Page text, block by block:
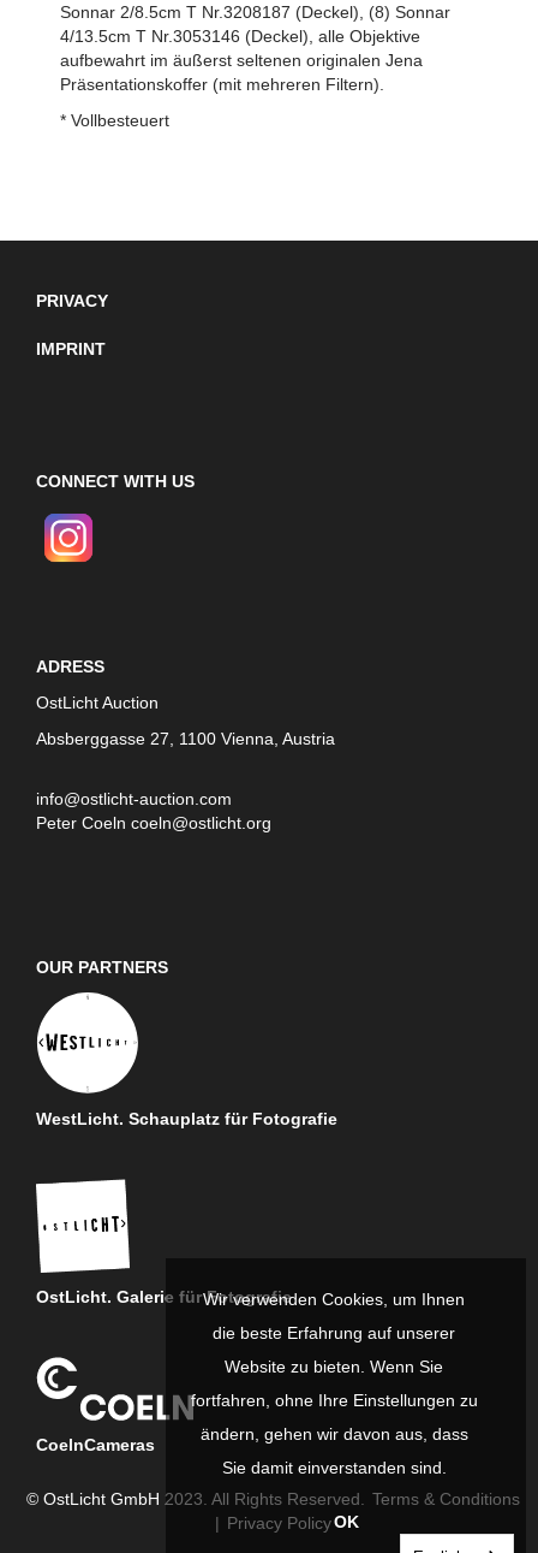
Sonnar 2/8.5cm T Nr.3208187 (Deckel), (8) Sonnar
4/13.5cm T Nr.3053146 (Deckel), alle Objektive
aufbewahrt im äußerst seltenen originalen Jena
Präsentationskoffer (mit mehreren Filtern).
* Vollbesteuert
PRIVACY
IMPRINT
CONNECT WITH US
ADRESS
OstLicht Auction
Absberggasse 27, 1100 Vienna, Austria
info@ostlicht-auction.com
Peter Coeln coeln@ostlicht.org
OUR PARTNERS
WestLicht. Schauplatz für Fotografie
OstLicht. Galerie für Fotografie
CoelnCameras
© OstLicht GmbH 2023. All Rights Reserved.
Terms & Conditions
| Privacy Policy
Wir verwenden Cookies, um Ihnen
die beste Erfahrung auf unserer
Website zu bieten. Wenn Sie
fortfahren, ohne Ihre Einstellungen zu
ändern, gehen wir davon aus, dass
Sie damit einverstanden sind.
OK